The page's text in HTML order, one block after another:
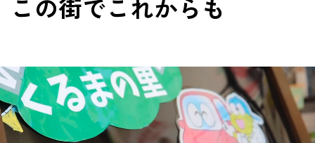
この街でこれからも